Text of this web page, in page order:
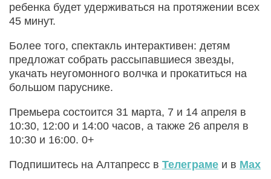
ребенка будет удерживаться на протяжении всех
45 минут.
Более того, спектакль интерактивен: детям
предложат собрать рассыпавшиеся звезды,
укачать неугомонного волчка и прокатиться на
большом паруснике.
Премьера состоится 31 марта, 7 и 14 апреля в
10:30, 12:00 и 14:00 часов, а также 26 апреля в
10:30 и 16:00. 0+
Подпишитесь на Алтапресс в Телеграме и в Max